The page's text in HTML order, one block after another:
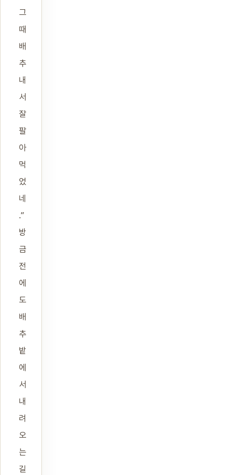
그
때
배
추
내
서
잘
팔
아
먹
었
네
.”
방
금
전
에
도
배
추
밭
에
서
내
려
오
는
길